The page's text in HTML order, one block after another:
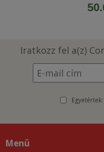
Iratkozz fel a(z)
Egyetértek:
Menü